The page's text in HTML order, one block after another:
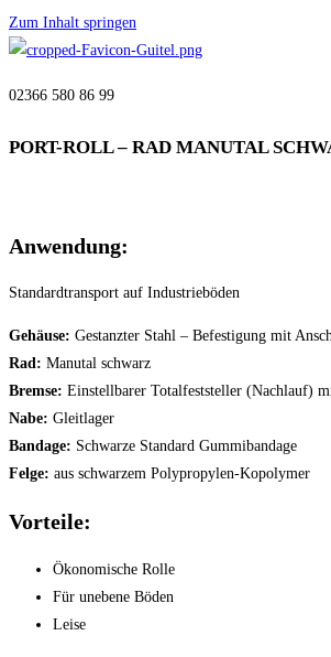
Zum Inhalt springen
02366 580 86 99
PORT-ROLL – RAD MANUTAL
Anwendung:
Standardtransport auf Industrieböden
Gehäuse: Gestanzter Stahl – Befestigung mit
Rad: Manutal schwarz
Bremse: Einstellbarer Totalfeststeller (Nachlauf)
Nabe: Gleitlager
Bandage: Schwarze Standard Gummibandage
Felge: aus schwarzem Polypropylen-Kopolymer
Vorteile:
Ökonomische Rolle
Für unebene Böden
Leise